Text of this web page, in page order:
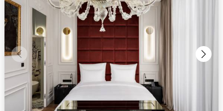
pittoresken Fenster befindet, der Inbegriff von Luxus. Luxuriöse
Bademäntel, beheizte Fußböden und eine Nespresso-
Kaffeemaschine lassen die Gäste im wahren Wiener Luxus und
Stil schwelgen.